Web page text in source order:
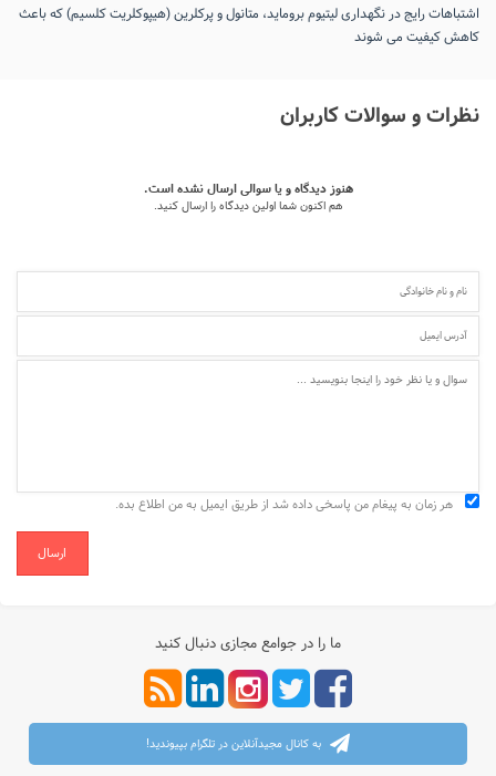
اشتباهات رایج در نگهداری لیتیوم بروماید، متانول و پرکلرین (هیپوکلریت کلسیم) که باعث
کاهش کیفیت می‌ شوند
نظرات و سوالات کاربران
هنوز دیدگاه و یا سوالی ارسال نشده است.
هم اکنون شما اولین دیدگاه را ارسال کنید.
هر زمان به پیغام من پاسخی داده شد از طریق ایمیل به من اطلاع بده.
ارسال
ما را در جوامع مجازی دنبال کنید
به کانال مجیدآنلاین در تلگرام بپیوندید!